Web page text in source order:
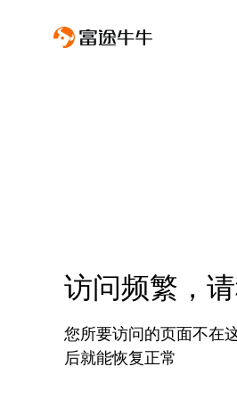
访问频繁，
您所要访问的页面不在
后就能恢复正常